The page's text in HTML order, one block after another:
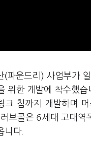
(파운드리) 사업부가
위한 개발에 착수했
칩까지 개발하며
브콜은 6세대 고대
니다.